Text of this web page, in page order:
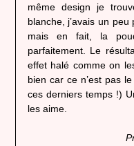
même design je
blanche, j’avais un
mais en fait, la
parfaitement. Le
effet halé comme on
bien car ce n’est pas
ces derniers temps !)
les aime.